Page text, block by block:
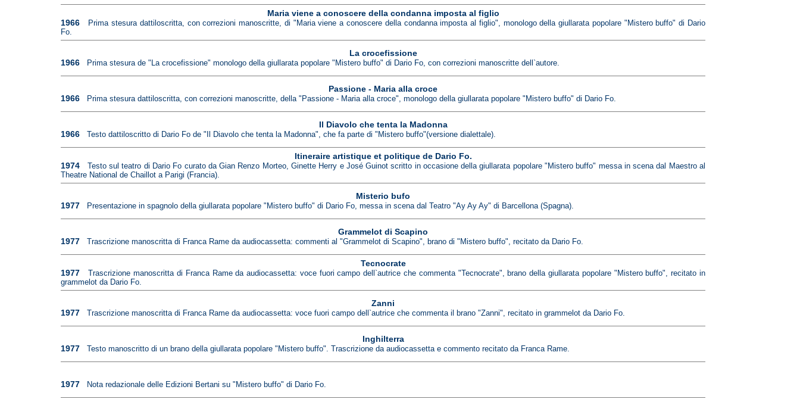
Maria viene a conoscere della condanna imposta al figlio
1966
Prima stesura dattiloscritta, con correzioni manoscritte, di "Maria viene a conoscere della condanna imposta al figlio", monologo della giullarata popolare "Mistero buffo" di Dario
Fo.
La crocefissione
1966
Prima stesura de "La crocefissione" monologo della giullarata popolare "Mistero buffo" di Dario Fo, con correzioni manoscritte dell`autore.
Passione - Maria alla croce
1966
Prima stesura dattiloscritta, con correzioni manoscritte, della "Passione - Maria alla croce", monologo della giullarata popolare "Mistero buffo" di Dario Fo.
Il Diavolo che tenta la Madonna
1966
Testo dattiloscritto di Dario Fo de "Il Diavolo che tenta la Madonna", che fa parte di "Mistero buffo"(versione dialettale).
Itineraire artistique et politique de Dario Fo.
1974
Testo sul teatro di Dario Fo curato da Gian Renzo Morteo, Ginette Herry e José Guinot scritto in occasione della giullarata popolare "Mistero buffo" messa in scena dal Maestro al
Theatre National de Chaillot a Parigi (Francia).
Misterio bufo
1977
Presentazione in spagnolo della giullarata popolare "Mistero buffo" di Dario Fo, messa in scena dal Teatro "Ay Ay Ay" di Barcellona (Spagna).
Grammelot di Scapino
1977
Trascrizione manoscritta di Franca Rame da audiocassetta: commenti al "Grammelot di Scapino", brano di "Mistero buffo", recitato da Dario Fo.
Tecnocrate
1977
Trascrizione manoscritta di Franca Rame da audiocassetta: voce fuori campo dell`autrice che commenta "Tecnocrate", brano della giullarata popolare "Mistero buffo", recitato in
grammelot da Dario Fo.
Zanni
1977
Trascrizione manoscritta di Franca Rame da audiocassetta: voce fuori campo dell`autrice che commenta il brano "Zanni", recitato in grammelot da Dario Fo.
Inghilterra
1977
Testo manoscritto di un brano della giullarata popolare "Mistero buffo". Trascrizione da audiocassetta e commento recitato da Franca Rame.
1977 Nota redazionale delle Edizioni Bertani su "Mistero buffo" di Dario Fo.